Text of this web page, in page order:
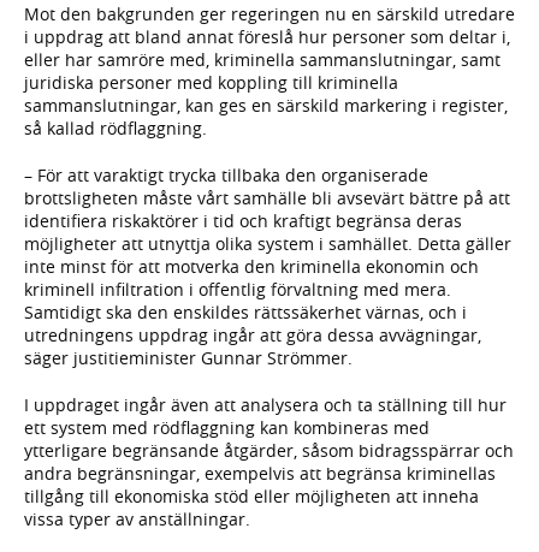
Mot den bakgrunden ger regeringen nu en särskild utredare
i uppdrag att bland annat föreslå hur personer som deltar i,
eller har samröre med, kriminella sammanslutningar, samt
juridiska personer med koppling till kriminella
sammanslutningar, kan ges en särskild markering i register,
så kallad rödflaggning.
– För att varaktigt trycka tillbaka den organiserade
brottsligheten måste vårt samhälle bli avsevärt bättre på att
identifiera riskaktörer i tid och kraftigt begränsa deras
möjligheter att utnyttja olika system i samhället. Detta gäller
inte minst för att motverka den kriminella ekonomin och
kriminell infiltration i offentlig förvaltning med mera.
Samtidigt ska den enskildes rättssäkerhet värnas, och i
utredningens uppdrag ingår att göra dessa avvägningar,
säger justitieminister Gunnar Strömmer.
I uppdraget ingår även att analysera och ta ställning till hur
ett system med rödflaggning kan kombineras med
ytterligare begränsande åtgärder, såsom bidragsspärrar och
andra begränsningar, exempelvis att begränsa kriminellas
tillgång till ekonomiska stöd eller möjligheten att inneha
vissa typer av anställningar.